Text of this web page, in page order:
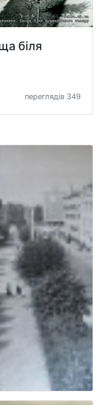
біля
переглядів 349
❤